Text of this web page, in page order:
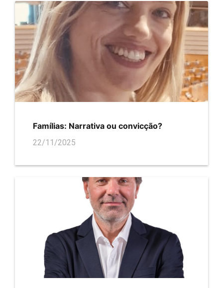
Famílias: Narrativa ou convicção?
22/11/2025